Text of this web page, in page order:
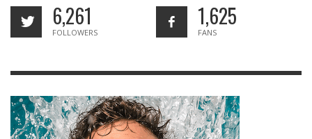
6,261
FOLLOWERS
1,625
FANS